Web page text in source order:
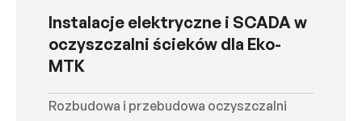
Instalacje elektryczne i SCADA w
oczyszczalni ścieków dla Eko-
MTK
Rozbudowa i przebudowa oczyszczalni